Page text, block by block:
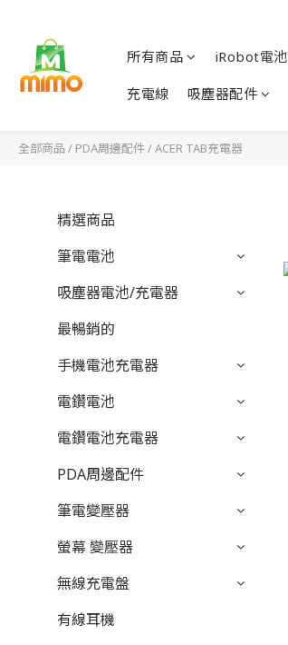
所有商品 iRobot電池
充電線 吸塵器配件
全部商品 / PDA周邊配件/ACER TAB充電器
精選商品
筆電電池
吸塵器電池/充電器
最暢銷的
手機電池充電器
電鑽電池
電鑽電池充電器
PDA周邊配件
筆電變壓器
螢幕 變壓器
無線充電盤
有線耳機